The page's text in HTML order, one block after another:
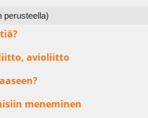
perusteella)
avioliitto
meneminen